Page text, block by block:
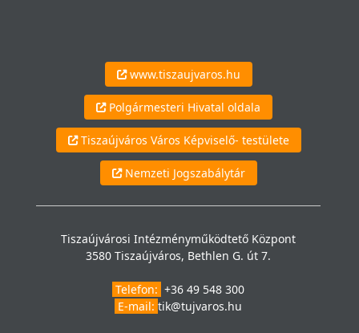
www.tiszaujvaros.hu
Polgármesteri Hivatal oldala
Tiszaújváros Város Képviselő- testülete
Nemzeti Jogszabálytár
Tiszaújvárosi Intézményműködtető Központ
3580 Tiszaújváros, Bethlen G. út 7.
Telefon: +36 49 548 300
E-mail: tik@tujvaros.hu